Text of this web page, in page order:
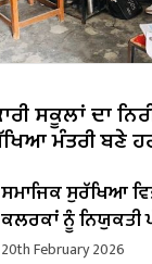
ਸਕੂਲਾਂ ਦਾ
ਮੰਤਰੀ ਬਣੇ
ਸਮਾਜਿਕ ਸੁਰੱਖਿਆ
ਕਲਰਕਾਂ ਨੂੰ ਨਿਯੁਕਤੀ
20th February 2026